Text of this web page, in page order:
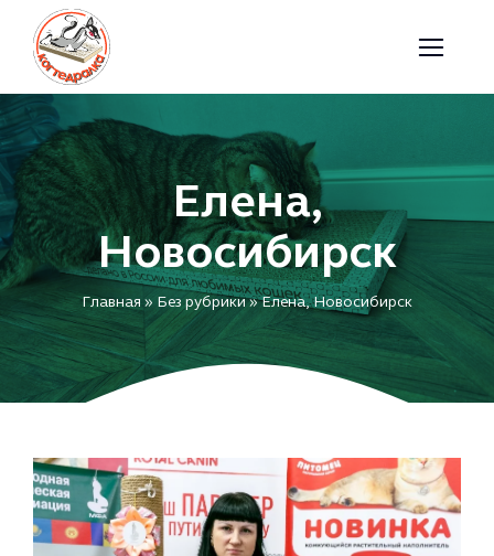
content
Елена,
Новосибирск
Главная » Без рубрики»Елена, Новосибирск